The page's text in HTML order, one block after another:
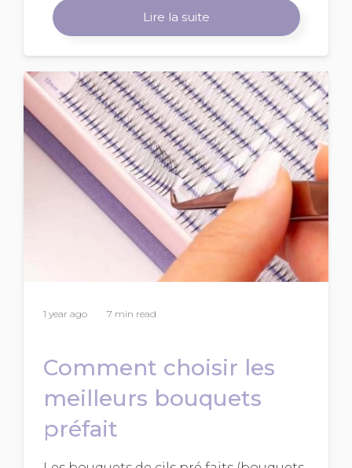
Lire la suite
1 year ago 7 min read
Comment choisir les
meilleurs bouquets
préfait